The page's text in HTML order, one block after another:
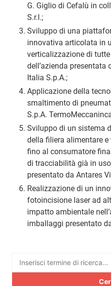
G. Giglio di Cefalù in
S.r.l.;
Sviluppo di una
innovativa articolata in
verticalizzazione di
dell’azienda presentata
Italia S.p.A.;
Applicazione della
smaltimento di
S.p.A.
Sviluppo di un sistema
della filiera alimentare
fino al consumatore
di tracciabilità già in
presentato da Antares
Realizzazione di un
fotoincisione laser ad
impatto ambientale
imballaggi presentato
Ricerca